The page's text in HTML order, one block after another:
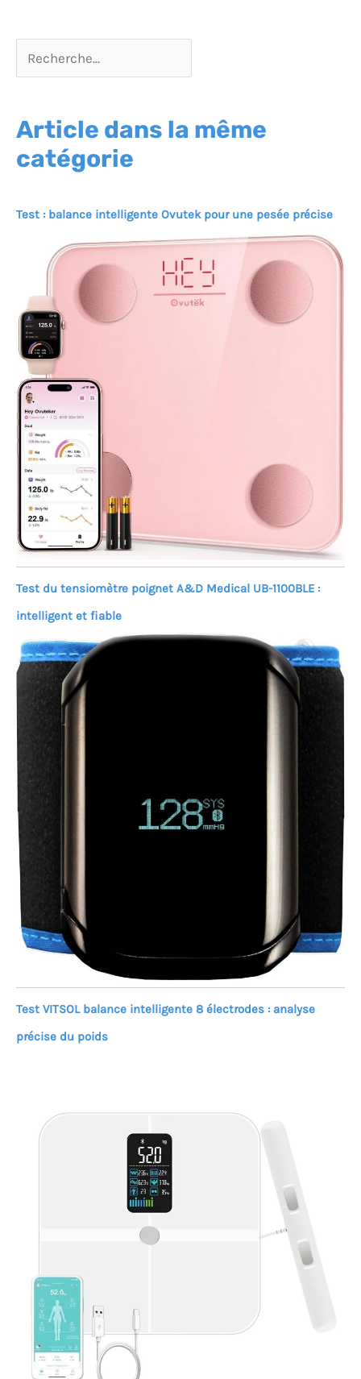
pas convenir aux
Article dans la même
catégorie
Test : balance intelligente Ovutek pour une pesée précise
Test du tensiomètre poignet A&D Medical UB-1100BLE :
intelligent et fiable
Test VITSOL balance intelligente 8 électrodes : analyse
précise du poids